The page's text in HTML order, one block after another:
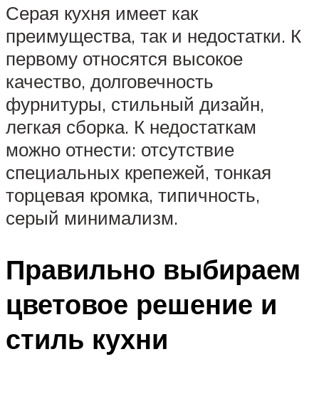
Серая кухня имеет как
преимущества, так и недостатки. К
первому относятся высокое
качество, долговечность
фурнитуры, стильный дизайн,
легкая сборка. К недостаткам
можно отнести: отсутствие
специальных крепежей, тонкая
торцевая кромка, типичность,
серый минимализм.
Правильно выбираем
цветовое решение и
стиль кухни